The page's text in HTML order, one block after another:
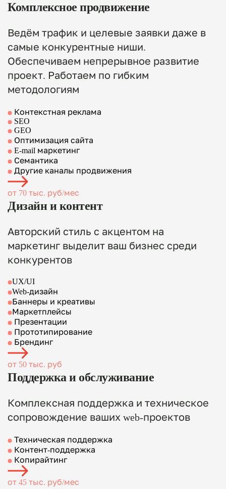
Комплексное продвижение
Ведём трафик и целевые заявки даже в
самые конкурентные ниши.
Обеспечиваем непрерывное развитие
проект. Работаем по гибким
методологиям
Контекстная реклама
SEO
GEO
Оптимизация сайта
E-mail маркетинг
Семантика
Другие каналы продвижения
от 70 тыс. руб/мес
Дизайн и контент
Авторский стиль с акцентом на
маркетинг выделит ваш бизнес среди
конкурентов
UX/UI
Web-дизайн
Баннеры и креативы
Маркетплейсы
Презентации
Прототипирование
Брендинг
от 50 тыс. руб
Поддержка и обслуживание
Комплексная поддержка и техническое
сопровождение ваших web-проектов
Техническая поддержка
Контент-поддержка
Копирайтинг
от 45 тыс. руб/мес